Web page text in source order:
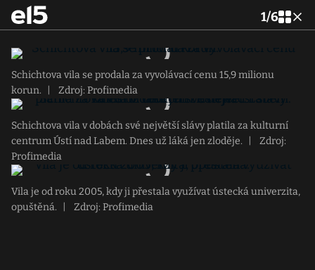
1/6
Schichtova vila se prodala za vyvolávací cenu 15,9 milionu
korun.
Zdroj: Profimedia
Schichtova vila v dobách své největší slávy platila za kulturní
centrum Ústí nad Labem. Dnes už láká jen zloděje.
Zdroj:
Profimedia
Vila je od roku 2005, kdy ji přestala využívat ústecká univerzita,
opuštěná.
Zdroj: Profimedia